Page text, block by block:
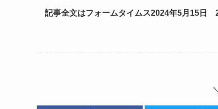
記事全文はフォームタイムス2024年5月15日